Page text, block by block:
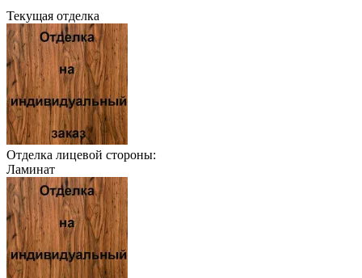
Текущая отделка
Отделка лицевой стороны:
Ламинат